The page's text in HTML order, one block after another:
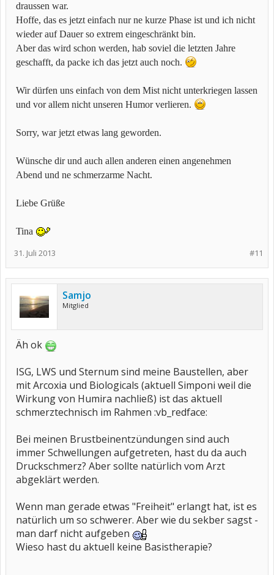
draussen war.
Hoffe, das es jetzt einfach nur ne kurze Phase ist und ich nicht
wieder auf Dauer so extrem eingeschränkt bin.
Aber das wird schon werden, hab soviel die letzten Jahre
geschafft, da packe ich das jetzt auch noch.
Wir dürfen uns einfach von dem Mist nicht unterkriegen lassen
und vor allem nicht unseren Humor verlieren.
Sorry, war jetzt etwas lang geworden.
Wünsche dir und auch allen anderen einen angenehmen
Abend und ne schmerzarme Nacht.
Liebe Grüße
Tina
#11
31. Juli 2013
Samjo
Mitglied
Äh ok
ISG, LWS und Sternum sind meine Baustellen, aber
mit Arcoxia und Biologicals (aktuell Simponi weil die
Wirkung von Humira nachließ) ist das aktuell
schmerztechnisch im Rahmen :vb_redface:
Bei meinen Brustbeinentzündungen sind auch
immer Schwellungen aufgetreten, hast du da auch
Druckschmerz? Aber sollte natürlich vom Arzt
abgeklärt werden.
Wenn man gerade etwas "Freiheit" erlangt hat, ist es
natürlich um so schwerer. Aber wie du sekber sagst -
man darf nicht aufgeben
Wieso hast du aktuell keine Basistherapie?